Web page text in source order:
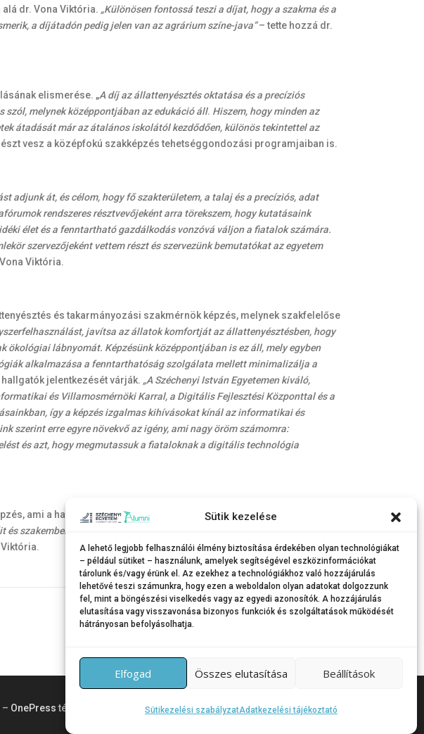
Sütik kezelése
A lehető legjobb felhasználói élmény biztosítása érdekében olyan technológiákat
– például sütiket – használunk, amelyek segítségével eszközinformációkat
tárolunk és/vagy érünk el. Az ezekhez a technológiákhoz való hozzájárulás
lehetővé teszi számunkra, hogy ezen a weboldalon olyan adatokat dolgozzunk
fel, mint a böngészési viselkedés vagy az egyedi azonosítók. A hozzájárulás
elutasítása vagy visszavonása bizonyos funkciók és szolgáltatások működését
hátrányosan befolyásolhatja.
Elfogad Összes elutasítása Beállítások
Sütikezelési szabályzatAdatkezelési tájékoztató
dr. Vona Viktória. „Különösen fontossá teszi a díjat, hogy a szakma és a
a díjátadón pedig jelen van az agrárium színe-java”– tette hozzá dr.
elismerése. „A díj az állattenyésztés oktatása és a precíziós
melynek középpontjában az edukáció áll. Hiszem, hogy minden az
átadását már az átalános iskolától kezdődően, különös tekintettel az
vesz a középfokú szakképzés tehetséggondozási programjaiban is.
adjunk át, és célom, hogy fő szakterületem, a talaj és a precíziós, adat
rendszeres résztvevőjeként arra törekszem, hogy kutatásaink
élet és a fenntartható gazdálkodás vonzóvá váljon a fiatalok számára.
szervezőjeként vettem részt és szervezünk bemutatókat az egyetem
Viktória.
és takarmányozási szakmérnök képzés, melynek szakfelelőse
javítsa az állatok komfortját az állattenyésztésben, hogy
lábnyomát. Képzésünk középpontjában is ez áll, mely egyben
alkalmazása a fenntarthatóság szolgálata mellett minimalizálja a
jelentkezését várják. „A Széchenyi István Egyetemen kiváló,
és Villamosmérnöki Karral, a Digitális Fejlesztési Központtal és a
így a képzés izgalmas kihívásokat kínál az informatikai és
szerint erre egyre növekvő az igény, ami nagy öröm számomra:
és azt, hogy megmutassuk a fiataloknak a digitális technológia
ami a határon túliak körében is egyre népszerűbb.„Fontos
szakembereit vonjuk be az oktatásba. Mindemellett élő szakmai
– OnePresstéma FameThemes által